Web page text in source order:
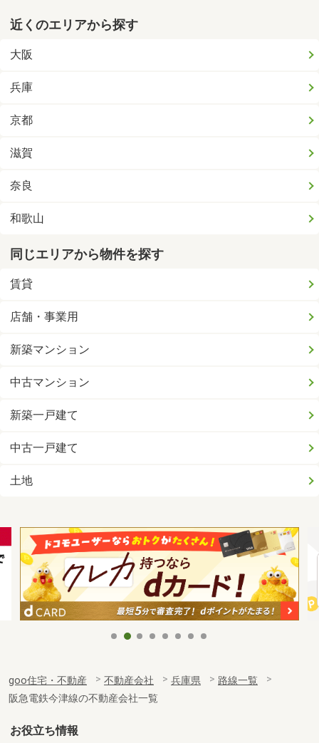
近くのエリアから探す
大阪
兵庫
京都
滋賀
奈良
和歌山
同じエリアから物件を探す
賃貸
店舗・事業用
新築マンション
中古マンション
新築一戸建て
中古一戸建て
土地
goo住宅・不動産 不動産会社 兵庫県
路線一覧
阪急電鉄今津線の不動産会社一覧
お役立ち情報